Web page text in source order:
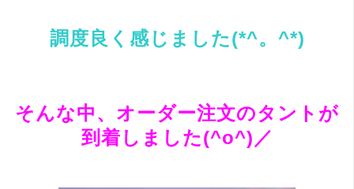
調度良く感じました(*^。^*)
そんな中、オーダー注文のタントが
到着しました(^o^)／